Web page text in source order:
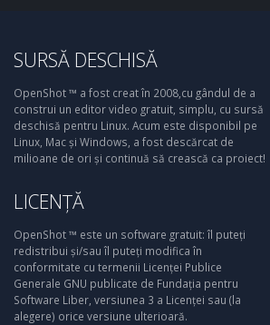
SURSĂ DESCHISĂ
OpenShot ™ a fost creat în 2008,cu gândul de a
construi un editor video gratuit, simplu, cu sursă
deschisă pentru Linux. Acum este disponibil pe
Linux, Mac și Windows, a fost descărcat de
milioane de ori și continuă să crească ca proiect!
LICENȚĂ
OpenShot ™ este un software gratuit: îl puteți
redistribui și/sau îl puteți modifica în
conformitate cu termenii Licenței Publice
Generale GNU publicate de Fundația pentru
Software Liber, versiunea 3 a Licenței sau (la
alegere) orice versiune ulterioară.